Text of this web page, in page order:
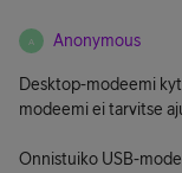
A Anonymous
Desktop-modeemi
modeemi ei tarvitse
Onnistuiko USB-